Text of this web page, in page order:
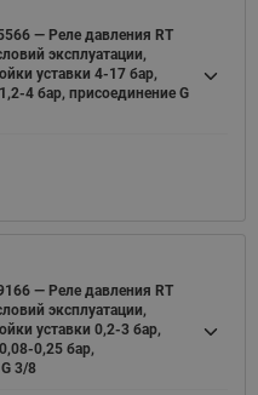
— Реле давления RT
эксплуатации,
уставки 4-17 бар,
4 бар, присоединение G
— Реле давления RT
эксплуатации,
уставки 0,2-3 бар,
0,25 бар,
3/8